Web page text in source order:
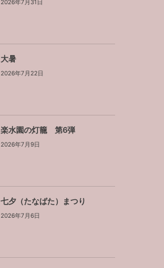
2026年7月31日
大暑
2026年7月22日
楽水園の灯籠 第6弾
2026年7月9日
七夕（たなばた）まつり
2026年7月6日